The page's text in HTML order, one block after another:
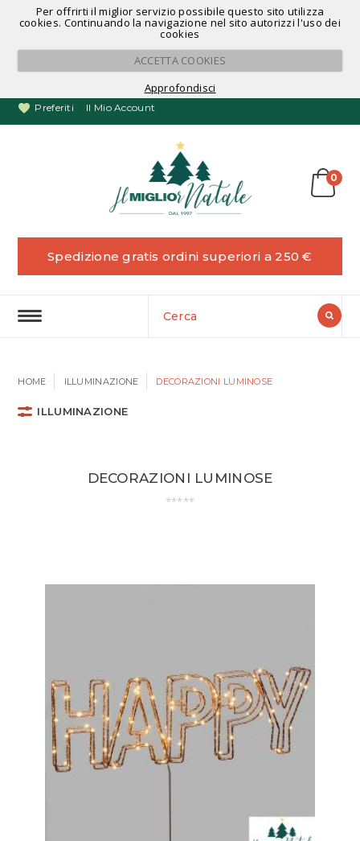
Per offrirti il miglior servizio possibile questo sito utilizza
cookies. Continuando la navigazione nel sito autorizzi l'uso dei
cookies
ACCETTA COOKIES
Approfondisci
Noleggio Alberi di Natale
Preferiti Il Mio Account
0
Spedizione gratis ordini superiori a 250 €
HOME ILLUMINAZIONE DECORAZIONI LUMINOSE
ILLUMINAZIONE
DECORAZIONI LUMINOSE